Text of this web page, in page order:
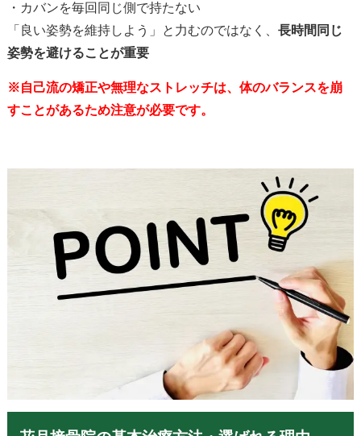
・カバンを毎回同じ側で持たない
「良い姿勢を維持しよう」と力むのではなく、 長時間同じ
姿勢を避けることが重要
※自己流の矯正や無理なストレッチは、体のバランスを崩
すことがあるため注意が必要です。